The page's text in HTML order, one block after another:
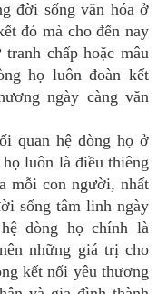
đời sống văn hóa ở
đó mà cho đến nay
chấp hoặc mâu
họ luôn đoàn kết
ngày càng văn
quan hệ dòng họ ở
luôn là điều thiêng
mỗi con người, nhất
sống tâm linh ngày
dòng họ chính là
những giá trị cho
kết nối yêu thương